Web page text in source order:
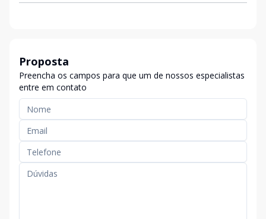
Proposta
Preencha os campos para que um de nossos especialistas
entre em contato